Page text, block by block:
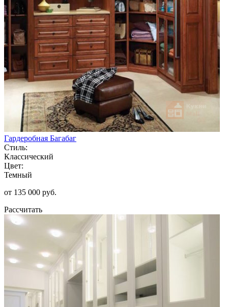
Гардеробная Багабаг
Стиль:
Классический
Цвет:
Темный
от 135 000 руб.
Рассчитать